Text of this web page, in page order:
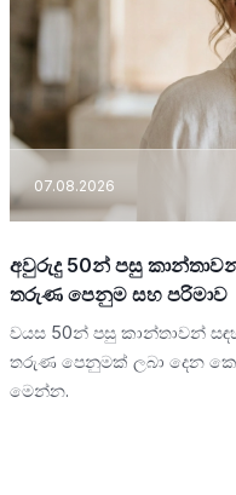
07.08.2026
අවුරුදු 50න් පසු
තරුණ පෙනුම සහ පරිමාව
වයස 50න් පසු කාන්තාවන්
තරුණ පෙනුමක් ලබා දෙන
මෙන්න.